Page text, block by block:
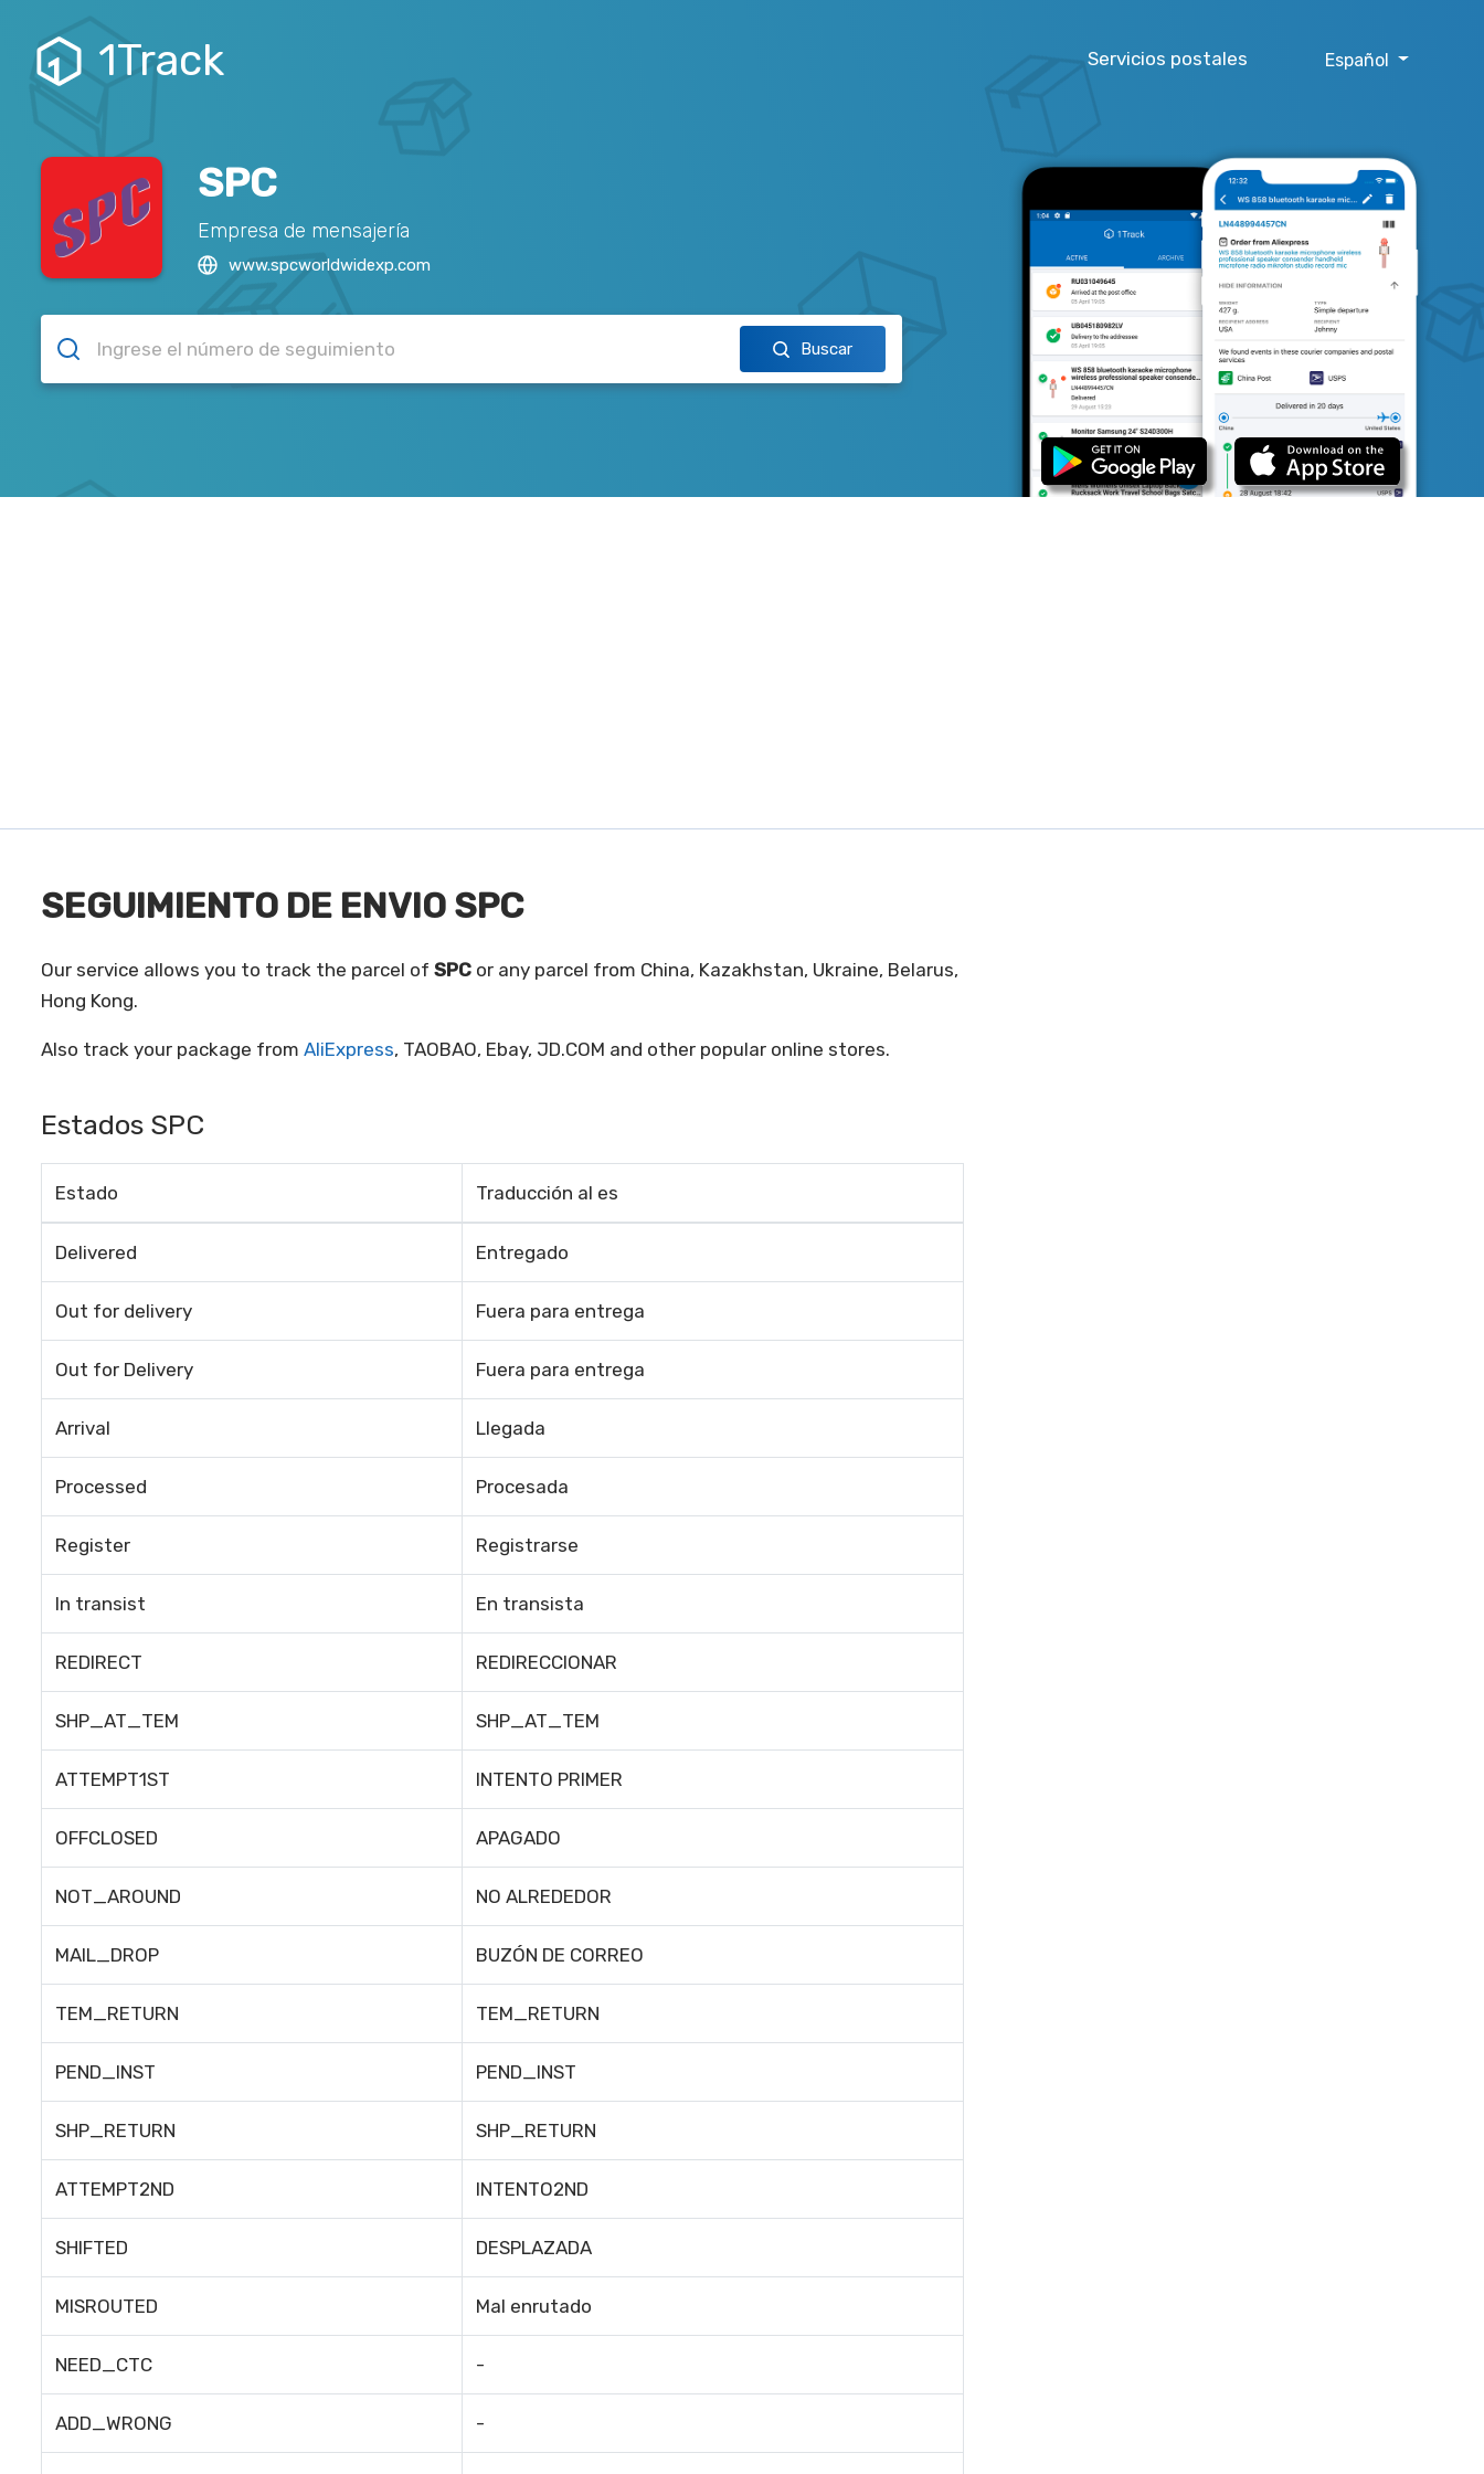
1Track Servicios postales Español
SPC
Empresa de mensajería
www.spcworldwidexp.com
Buscar
SEGUIMIENTO DE ENVIO SPC
Our service allows you to track the parcel of SPC or any parcel from China, Kazakhstan, Ukraine, Belarus,
Hong Kong.
Also track your package from AliExpress, TAOBAO, Ebay, JD.COM and other popular online stores.
Estados SPC
Estado Traducción al es
Delivered Entregado
Out for delivery Fuera para entrega
Out for Delivery Fuera para entrega
Arrival Llegada
Processed Procesada
Register Registrarse
In transist En transista
REDIRECT REDIRECCIONAR
SHP_AT_TEM SHP_AT_TEM
ATTEMPT1ST INTENTO PRIMER
OFFCLOSED APAGADO
NOT_AROUND NO ALREDEDOR
MAIL_DROP BUZÓN DE CORREO
TEM_RETURN TEM_RETURN
PEND_INST PEND_INST
SHP_RETURN SHP_RETURN
ATTEMPT2ND INTENTO2ND
SHIFTED DESPLAZADA
MISROUTED Mal enrutado
NEED_CTC -
ADD_WRONG -